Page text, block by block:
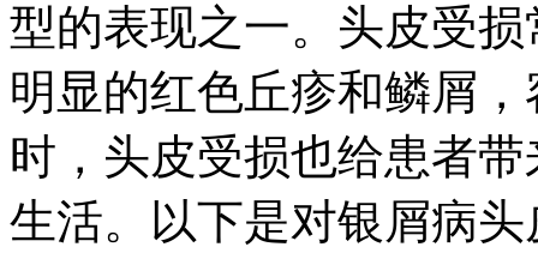
型的表现之一。头皮受
明显的红色丘疹和鳞屑
时，头皮受损也给患者
生活。以下是对银屑病